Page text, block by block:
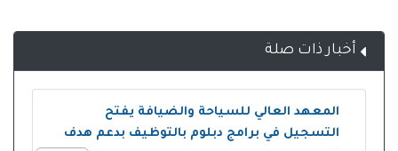
أخبار ذات صلة
المعهد العالي للسياحة والضيافة يفتح
التسجيل في برامج دبلوم بالتوظيف بدعم هدف